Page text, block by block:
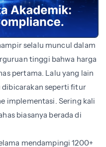
selalu muncul dalam
tinggi bahwa harga
pertama. Lalu yang lain
dibicarakan seperti fitur
implementasi. Sering kali
biasanya berada di
mendampingi 1200+